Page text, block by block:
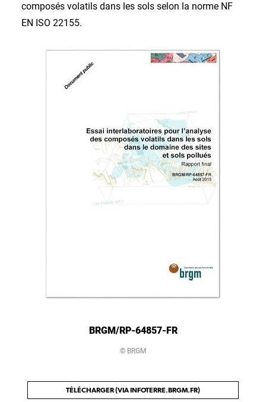
composés volatils dans les sols selon la norme NF
EN ISO 22155.
BRGM/RP-64857-FR
© BRGM
TÉLÉCHARGER (VIA INFOTERRE.BRGM.FR)